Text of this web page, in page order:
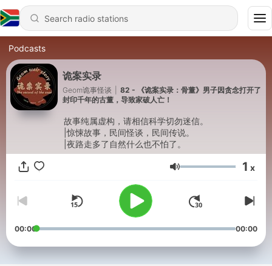
Podcasts
诡案实录
Geom诡事怪谈
82 - 《诡案实录：骨董》男子因贪念打开了
封印千年的古董，导致家破人亡！
故事纯属虚构，请相信科学切勿迷信。
|惊悚故事，民间怪谈，民间传说。
|夜路走多了自然什么也不怕了。
Volume 1 x
00:00 00:00